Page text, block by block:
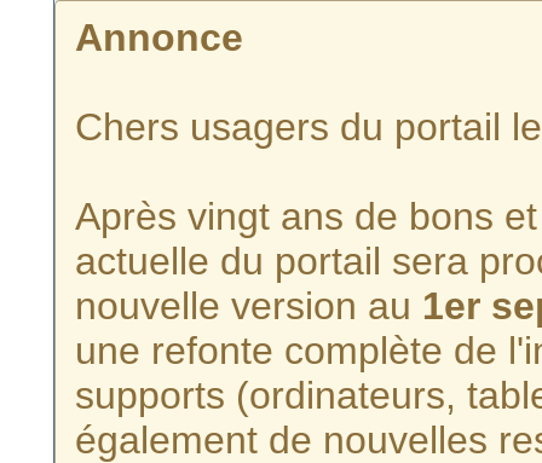
Annonce
Chers usagers du portail
Après vingt ans de bons
actuelle du portail sera
nouvelle version au 1er
une refonte complète de
supports (ordinateurs,
également de nouvelles